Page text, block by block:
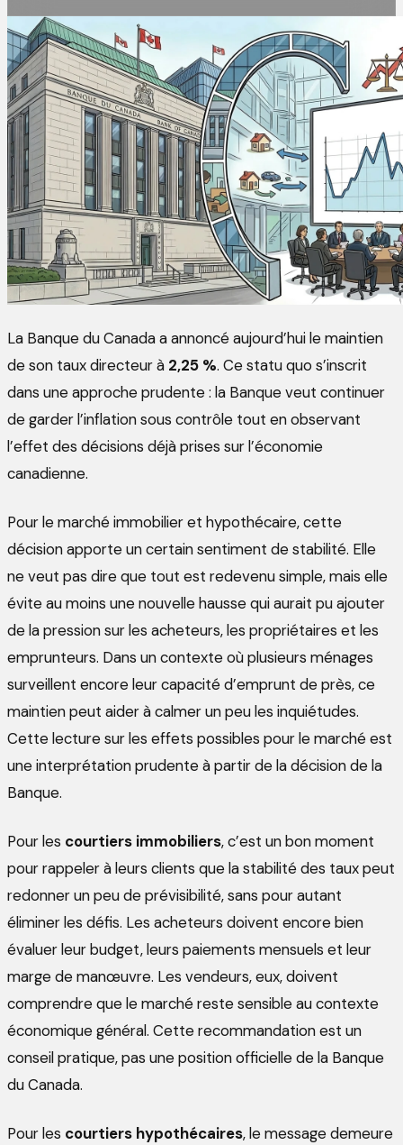
La Banque du Canada a annoncé aujourd’hui le maintien
de son taux directeur à 2,25 %. Ce statu quo s’inscrit
dans une approche prudente : la Banque veut continuer
de garder l’inflation sous contrôle tout en observant
l’effet des décisions déjà prises sur l’économie
canadienne.
Pour le marché immobilier et hypothécaire, cette
décision apporte un certain sentiment de stabilité. Elle
ne veut pas dire que tout est redevenu simple, mais elle
évite au moins une nouvelle hausse qui aurait pu ajouter
de la pression sur les acheteurs, les propriétaires et les
emprunteurs. Dans un contexte où plusieurs ménages
surveillent encore leur capacité d’emprunt de près, ce
maintien peut aider à calmer un peu les inquiétudes.
Cette lecture sur les effets possibles pour le marché est
une interprétation prudente à partir de la décision de la
Banque.
Pour les courtiers immobiliers, c’est un bon moment
pour rappeler à leurs clients que la stabilité des taux peut
redonner un peu de prévisibilité, sans pour autant
éliminer les défis. Les acheteurs doivent encore bien
évaluer leur budget, leurs paiements mensuels et leur
marge de manœuvre. Les vendeurs, eux, doivent
comprendre que le marché reste sensible au contexte
économique général. Cette recommandation est un
conseil pratique, pas une position officielle de la Banque
du Canada.
Pour les courtiers hypothécaires, le message demeure